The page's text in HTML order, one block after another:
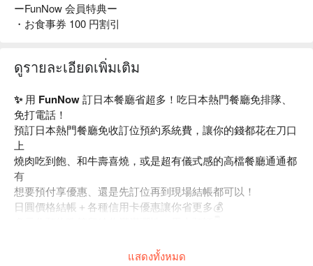
ーFunNow 会員特典ー
・お食事券 100 円割引
ดูรายละเอียดเพิ่มเติม
✨ 用 FunNow 訂日本餐廳省超多！吃日本熱門餐廳免排隊、
免打電話！
預訂日本熱門餐廳免收訂位預約系統費，讓你的錢都花在刀口
上
燒肉吃到飽、和牛壽喜燒，或是超有儀式感的高檔餐廳通通都
有
想要預付享優惠、還是先訂位再到現場結帳都可以！
日圓價格結帳＋各種信用卡優惠讓你省更多💰
แสดงทั้งหมด